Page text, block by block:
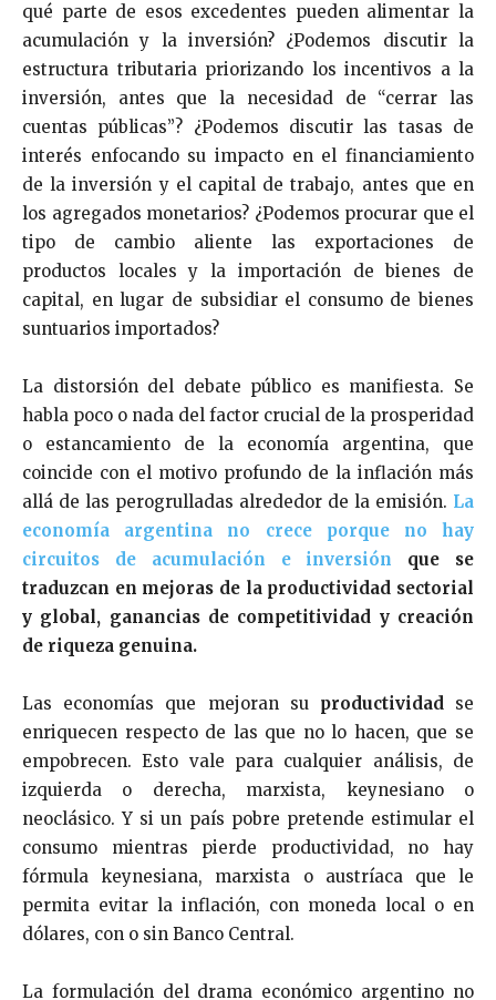
qué parte de esos excedentes pueden alimentar la
acumulación y la inversión? ¿Podemos discutir la
estructura tributaria priorizando los incentivos a la
inversión, antes que la necesidad de “cerrar las
cuentas públicas”? ¿Podemos discutir las tasas de
interés enfocando su impacto en el financiamiento
de la inversión y el capital de trabajo, antes que en
los agregados monetarios? ¿Podemos procurar que el
tipo de cambio aliente las exportaciones de
productos locales y la importación de bienes de
capital, en lugar de subsidiar el consumo de bienes
suntuarios importados?
La distorsión del debate público es manifiesta. Se
habla poco o nada del factor crucial de la prosperidad
o estancamiento de la economía argentina, que
coincide con el motivo profundo de la inflación más
allá de las perogrulladas alrededor de la emisión. La
economía argentina no crece porque no hay
circuitos de acumulación e inversión que se
traduzcan en mejoras de la productividad sectorial
y global, ganancias de competitividad y creación
de riqueza genuina.
Las economías que mejoran su productividadse
enriquecen respecto de las que no lo hacen, que se
empobrecen. Esto vale para cualquier análisis, de
izquierda o derecha, marxista, keynesiano o
neoclásico. Y si un país pobre pretende estimular el
consumo mientras pierde productividad, no hay
fórmula keynesiana, marxista o austríaca que le
permita evitar la inflación, con moneda local o en
dólares, con o sin Banco Central.
La formulación del drama económico argentino no